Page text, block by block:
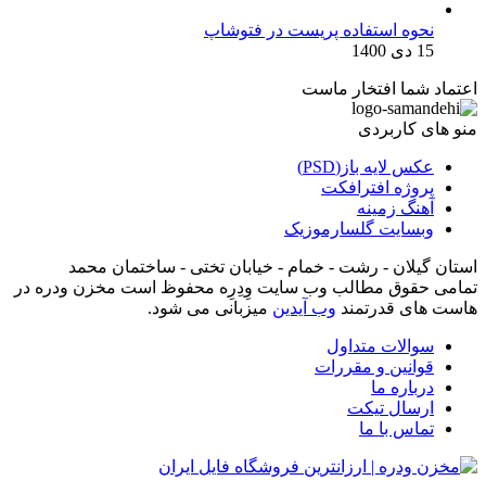
نحوه استفاده پریست در فتوشاپ
15 دی 1400
اعتماد شما افتخار ماست
منو های کاربردی
عکس لایه باز(PSD)
پروژه افترافکت
آهنگ زمینه
وبسایت گلسارموزیک
استان گیلان - رشت - خمام - خیابان تختی - ساختمان محمد
تمامی حقوق مطالب وب سایت وِدِرِه محفوظ است مخزن ودره در
هاست های قدرتمند وب آیدین میزبانی می شود.
سوالات متداول
قوانین و مقررات
درباره ما
ارسال تیکت
تماس با ما